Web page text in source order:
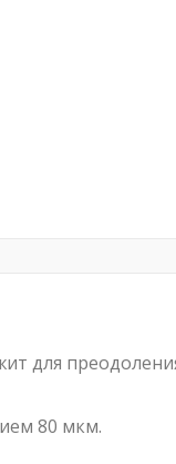
для
80 мкм.